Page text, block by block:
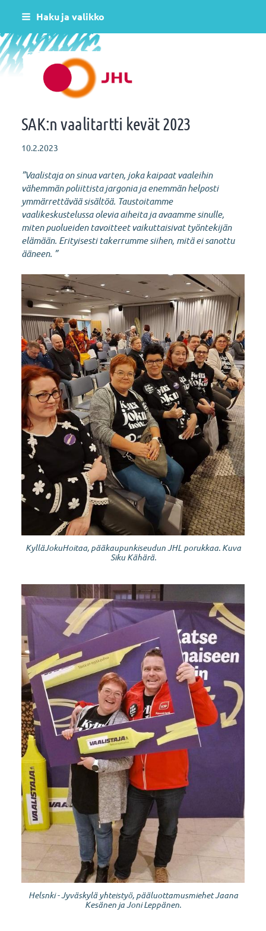
Siirry
sisältöön
Haku ja valikko
Helsingin varhaiskasvatus JHL ry 081
SAK:n vaalitartti kevät 2023
10.2.2023
”Vaalistaja on sinua varten, joka kaipaat vaaleihin
vähemmän poliittista jargonia ja enemmän helposti
ymmärrettävää sisältöä. Taustoitamme
vaalikeskustelussa olevia aiheita ja avaamme sinulle,
miten puolueiden tavoitteet vaikuttaisivat työntekijän
elämään. Erityisesti takerrumme siihen, mitä ei sanottu
ääneen. ”
KylläJokuHoitaa, pääkaupunkiseudun JHL porukkaa. Kuva
Siku Kähärä.
Helsnki - Jyväskylä yhteistyö, pääluottamusmiehet Jaana
Kesänen ja Joni Leppänen.